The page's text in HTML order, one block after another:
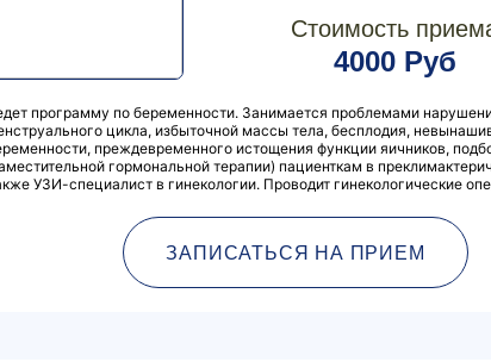
Стоимость
4000 Руб
программу по беременности. Занимается проблемами
цикла, избыточной массы тела, бесплодия,
преждевременного истощения функции яичников,
гормональной терапии) пациенткам в
УЗИ-специалист в гинекологии. Проводит гинекологические
ЗАПИСАТЬСЯ НА ПРИЕМ